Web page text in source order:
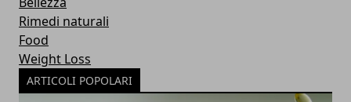
Rimedi naturali
Food
Weight Loss
ARTICOLI POPOLARI